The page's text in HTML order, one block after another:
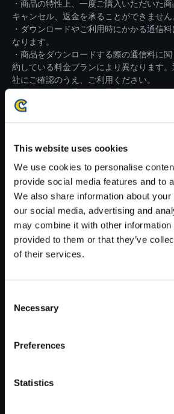
This website uses cookies
We use cookies to personalise
provide social media features and to
We also share information about
our social media, advertising and
may combine it with other information
provided to them or that they’ve
of their services.
Selection
Necessary
Preferences
Statistics
・商品の特性上、一度ご購入いただいた
キャンセル、返金を承ることができません
・ダウンロードやご利用時にかかる通信
なります。
・商品をダウンロードする際の通信料に
約している料金プランにより異なります
社にご確認のうえ、ご利用ください。
がかかる場合がございます。
【単曲】モンス
イルズ オリジ
7ポイント付与